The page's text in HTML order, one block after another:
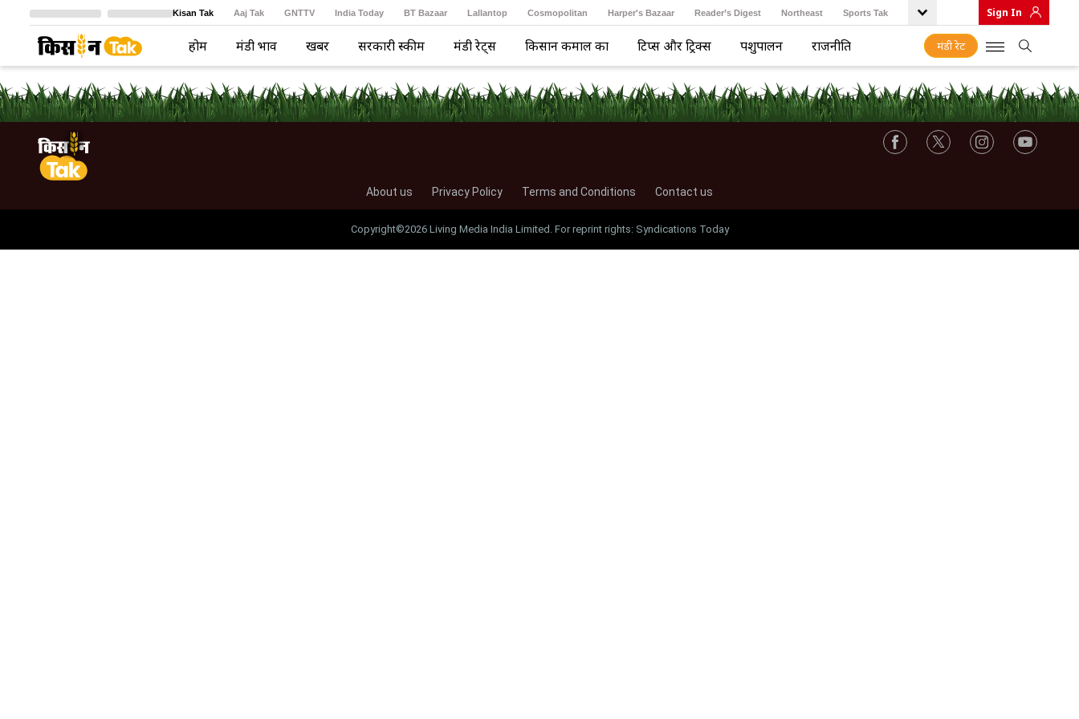
Kisan Tak Aaj Tak GNTTV India Today BT Bazaar Lallantop Cosmopolitan Harper's Bazaar Reader’s Digest Northeast Sports Tak
Crime Tak Astro Tak
Sign In
होम मंडी भाव खबरें सरकारी स्कीम मंडी रेट्स किसान कमाल का टिप्स और ट्रिक्स पशुपालन राजनीति मंडी रेट
About us Privacy Policy Terms and Conditions Contact us
Copyright©2026 Living Media India Limited. For reprint rights: Syndications Today